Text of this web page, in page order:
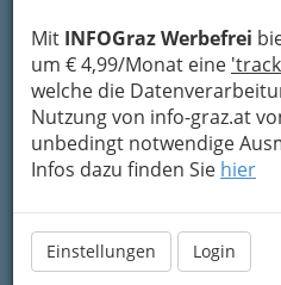
Mit INFOGraz Werbefrei
um € 4,99/Monat eine
welche die
Nutzung von info-graz.at
unbedingt notwendige
Infos dazu finden Sie hier
Einstellungen Login
Meine Nachricht